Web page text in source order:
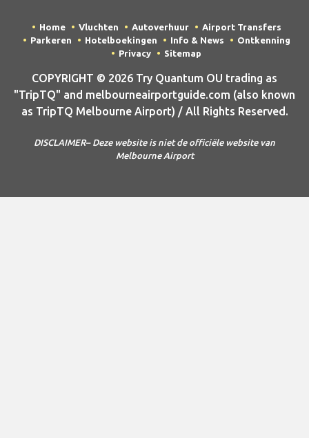
Home Vluchten Autoverhuur
Airport Transfers
Parkeren
Hotelboekingen Info & News
Ontkenning
Privacy
Sitemap
COPYRIGHT © 2026 Try Quantum OU trading as
"TripTQ" and melbourneairportguide.com (also known
as TripTQ Melbourne Airport) / All Rights Reserved.
DISCLAIMER– Deze website is niet de officiële website van
Melbourne Airport